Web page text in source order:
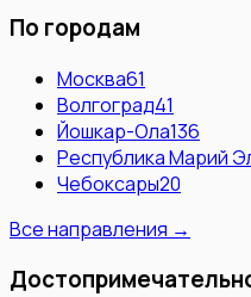
По городам
Москва61
Волгоград41
Йошкар-Ола136
Республика Марий
Чебоксары20
Все направления →